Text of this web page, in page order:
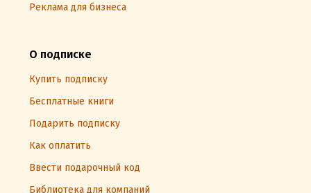
Реклама для бизнеса
О подписке
Купить подписку
Бесплатные книги
Подарить подписку
Как оплатить
Ввести подарочный код
Библиотека для компаний